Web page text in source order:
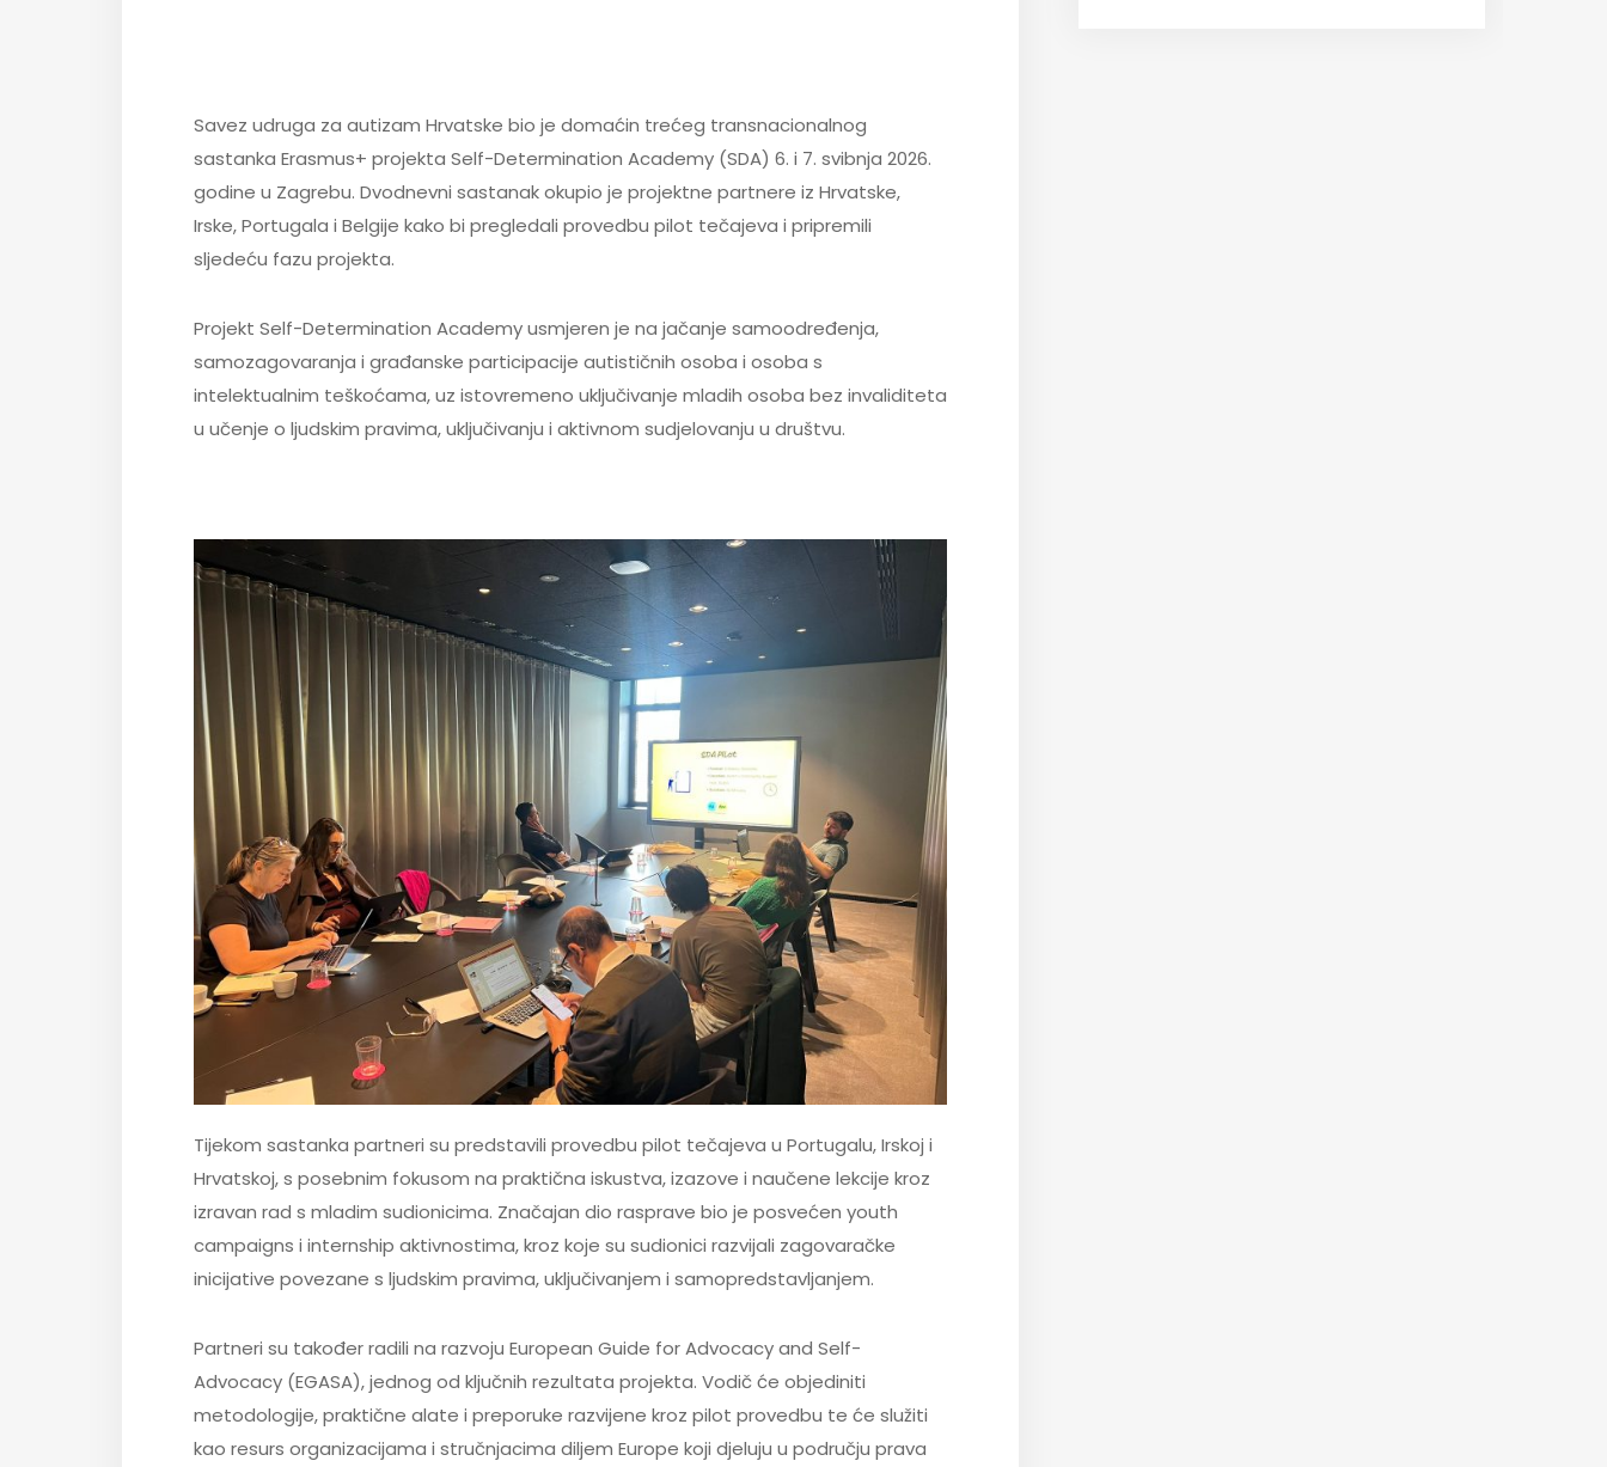
Savez udruga za autizam Hrvatske bio je domaćin trećeg transnacionalnog
sastanka Erasmus+ projekta Self-Determination Academy (SDA) 6. i 7. svibnja 2026.
godine u Zagrebu. Dvodnevni sastanak okupio je projektne partnere iz Hrvatske,
Irske, Portugala i Belgije kako bi pregledali provedbu pilot tečajeva i pripremili
sljedeću fazu projekta.
Projekt Self-Determination Academy usmjeren je na jačanje samoodređenja,
samozagovaranja i građanske participacije autističnih osoba i osoba s
intelektualnim teškoćama, uz istovremeno uključivanje mladih osoba bez invaliditeta
u učenje o ljudskim pravima, uključivanju i aktivnom sudjelovanju u društvu.
Tijekom sastanka partneri su predstavili provedbu pilot tečajeva u Portugalu, Irskoj i
Hrvatskoj, s posebnim fokusom na praktična iskustva, izazove i naučene lekcije kroz
izravan rad s mladim sudionicima. Značajan dio rasprave bio je posvećen youth
campaigns i internship aktivnostima, kroz koje su sudionici razvijali zagovaračke
inicijative povezane s ljudskim pravima, uključivanjem i samopredstavljanjem.
Partneri su također radili na razvoju European Guide for Advocacy and Self-
Advocacy (EGASA), jednog od ključnih rezultata projekta. Vodič će objediniti
metodologije, praktične alate i preporuke razvijene kroz pilot provedbu te će služiti
kao resurs organizacijama i stručnjacima diljem Europe koji djeluju u području prava